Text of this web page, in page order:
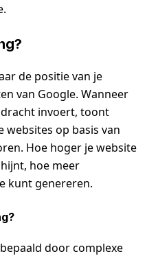
de positie van je
van Google. Wanneer
invoert, toont
websites op basis van
Hoe hoger je website
hoe meer
kunt genereren.
door complexe